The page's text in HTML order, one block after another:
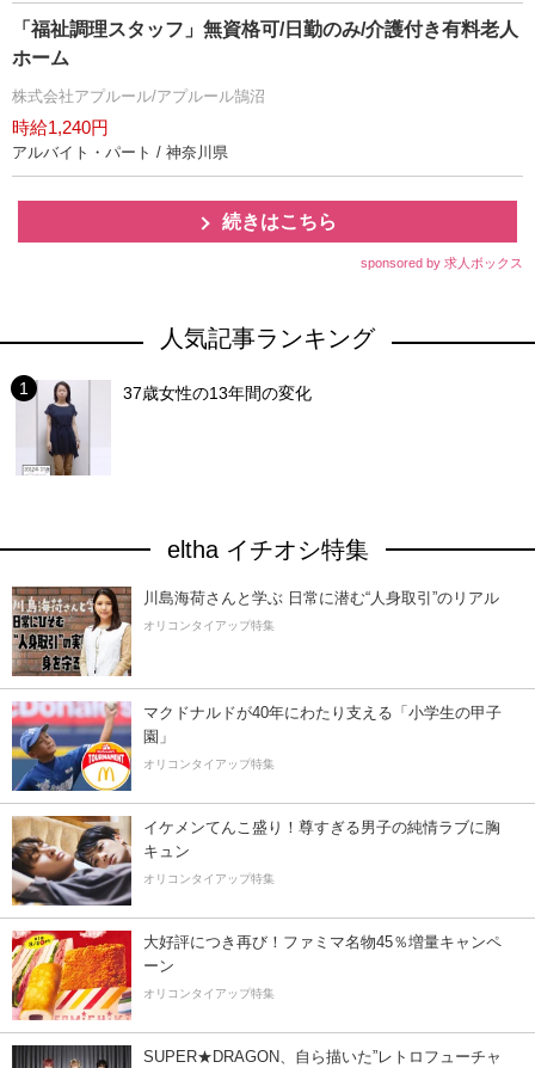
「福祉調理スタッフ」無資格可/日勤のみ/介護付き有料老人
ホーム
株式会社アプルール/アプルール鵠沼
時給1,240円
アルバイト・パート / 神奈川県
続きはこちら
sponsored by 求人ボックス
人気記事ランキング
37歳女性の13年間の変化
eltha イチオシ特集
川島海荷さんと学ぶ 日常に潜む“人身取引”のリアル
オリコンタイアップ特集
マクドナルドが40年にわたり支える「小学生の甲子
園」
オリコンタイアップ特集
イケメンてんこ盛り！尊すぎる男子の純情ラブに胸
キュン
オリコンタイアップ特集
大好評につき再び！ファミマ名物45％増量キャンペ
ーン
オリコンタイアップ特集
SUPER★DRAGON、自ら描いた”レトロフューチャ